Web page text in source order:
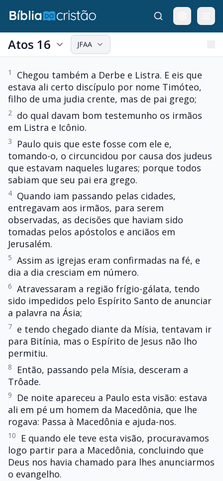
Atos 16 JFAA
1
Chegou também a Derbe e Listra. E eis que
estava ali certo discípulo por nome Timóteo,
filho de uma judia crente, mas de pai grego;
2
do qual davam bom testemunho os irmãos
em Listra e Icônio.
3
Paulo quis que este fosse com ele e,
tomando-o, o circuncidou por causa dos judeus
que estavam naqueles lugares; porque todos
sabiam que seu pai era grego.
4 Quando iam passando pelas cidades,
entregavam aos irmãos, para serem
observadas, as decisões que haviam sido
tomadas pelos apóstolos e anciãos em
Jerusalém.
5 Assim as igrejas eram confirmadas na fé, e
dia a dia cresciam em número.
6 Atravessaram a região frígio-gálata, tendo
sido impedidos pelo Espírito Santo de anunciar
a palavra na Ásia;
7 e tendo chegado diante da Mísia, tentavam ir
para Bitínia, mas o Espírito de Jesus não lho
permitiu.
8
Então, passando pela Mísia, desceram a
Trôade.
9
De noite apareceu a Paulo esta visão: estava
ali em pé um homem da Macedônia, que lhe
rogava: Passa à Macedônia e ajuda-nos.
10
E quando ele teve esta visão, procuravamos
logo partir para a Macedônia, concluindo que
Deus nos havia chamado para lhes anunciarmos
o evangelho.